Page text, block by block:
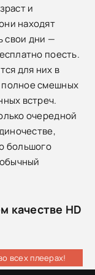
и
находят
свои дни —
поесть.
для них в
полное смешных
встреч.
очередной
большого
качестве HD
всех плеерах!